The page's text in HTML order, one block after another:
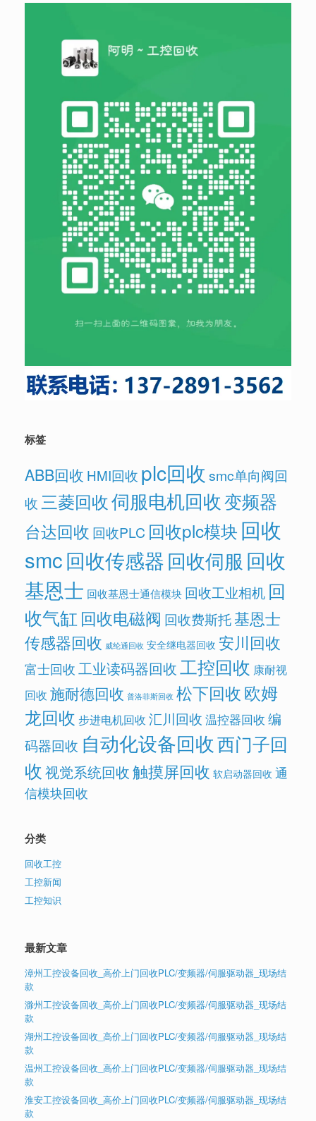
标签
ABB回收 HMI回收 plc回收 smc单向阀回
收 三菱回收伺服电机回收变频器
台达回收 回收PLC 回收plc模块 回收
smc回收传感器回收伺服 回收
基恩士 回收基恩士通信模块 回收工业相机 回
收气缸 回收电磁阀 回收费斯托基恩士
传感器回收 威纶通回收 安全继电器回收 安川回收
富士回收 工业读码器回收工控回收 康耐视
回收 施耐德回收 普洛菲斯回收 松下回收欧姆
龙回收 步进电机回收 汇川回收 温控器回收 编
码器回收 自动化设备回收西门子回
收视觉系统回收触摸屏回收 软启动器回收 通
信模块回收
分类
回收工控
工控新闻
工控知识
最新文章
漳州工控设备回收_高价上门回收PLC/变频器/伺服驱动器_现场结
款
滁州工控设备回收_高价上门回收PLC/变频器/伺服驱动器_现场结
款
湖州工控设备回收_高价上门回收PLC/变频器/伺服驱动器_现场结
款
温州工控设备回收_高价上门回收PLC/变频器/伺服驱动器_现场结
款
淮安工控设备回收_高价上门回收PLC/变频器/伺服驱动器_现场结
款